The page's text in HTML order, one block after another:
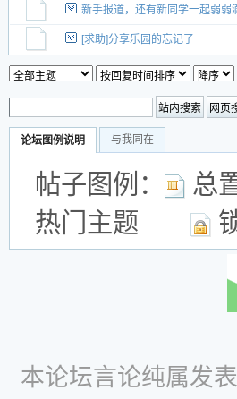
新手报道，还有新同学一起弱弱
[求助]分享乐园的忘记了
论坛图例说明 与我同在
帖子图例：
热门主题
本论坛言论纯属发